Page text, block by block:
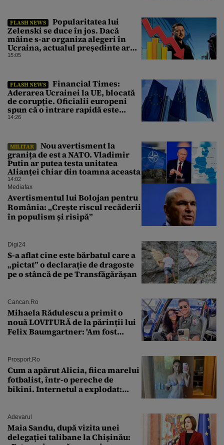
FLASH NEWS
Popularitatea lui
Zelenski se duce în jos. Dacă
mâine s-ar organiza alegeri în
Ucraina, actualul președinte ar
pierde categoric în turul al doilea
15:05
FLASH NEWS
Financial Times:
Aderarea Ucrainei la UE, blocată
de corupție. Oficialii europeni
spun că o intrare rapidă este
imposibilă
14:26
MILITAR
Nou avertisment la
granița de est a NATO. Vladimir
Putin ar putea testa unitatea
Alianței chiar din toamna aceasta
14:02
Mediafax
Avertismentul lui Bolojan pentru
România: „Crește riscul recăderii
în populism și risipă”
Digi24
S-a aflat cine este bărbatul care a
„pictat” o declarație de dragoste
pe o stâncă de pe Transfăgărășan
Cancan.ro
Mihaela Rădulescu a primit o
nouă LOVITURĂ de la părinții lui
Felix Baumgartner: 'Am fost
Prosport.ro
Cum a apărut Alicia, fiica marelui
fotbalist, într-o pereche de
bikini. Internetul a explodat:
Adevarul
Maia Sandu, după vizita unei
delegației talibane la Chișinău: